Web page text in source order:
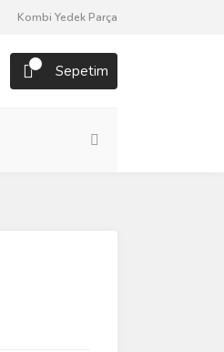
Kombi Yedek Parça
Sepetim